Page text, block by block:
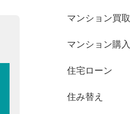
マンション買取
マンション購入
住宅ローン
住み替え